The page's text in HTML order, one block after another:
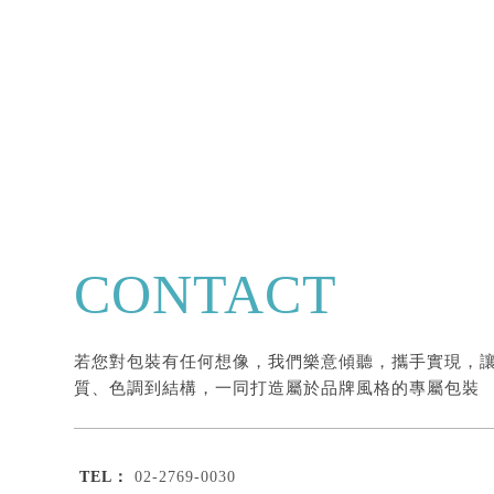
CONTACT
若您對包裝有任何想像，我們樂意傾聽，攜手實現，
質、色調到結構，一同打造屬於品牌風格的專屬包裝
02-2769-0030